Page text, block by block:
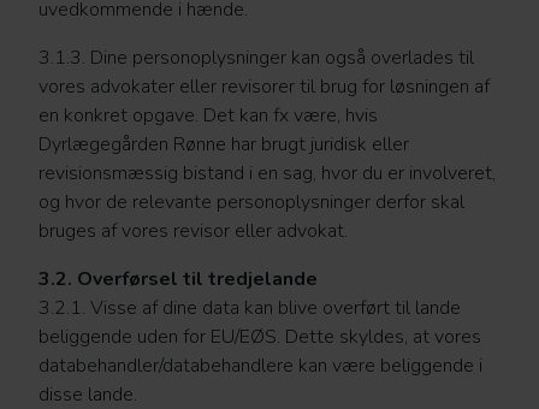
uvedkommende i hænde.
3.1.3. Dine personoplysninger kan også overlades til
vores advokater eller revisorer til brug for løsningen af
en konkret opgave. Det kan fx være, hvis
Dyrlægegården Rønne har brugt juridisk eller
revisionsmæssig bistand i en sag, hvor du er involveret,
og hvor de relevante personoplysninger derfor skal
bruges af vores revisor eller advokat.
3.2. Overførsel til tredjelande
3.2.1. Visse af dine data kan blive overført til lande
beliggende uden for EU/EØS. Dette skyldes, at vores
databehandler/databehandlere kan være beliggende i
disse lande.